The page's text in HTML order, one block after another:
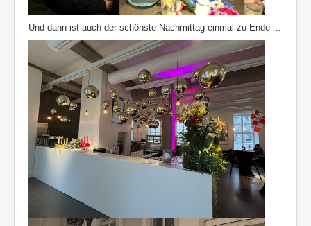
Und dann ist auch der schönste Nachmittag einmal zu Ende ...